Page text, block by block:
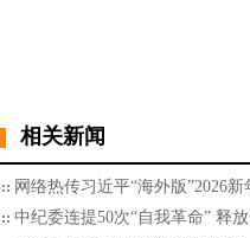
相关新闻
网络热传习近平“海外版”2026新
中纪委连提50次“自我革命” 释